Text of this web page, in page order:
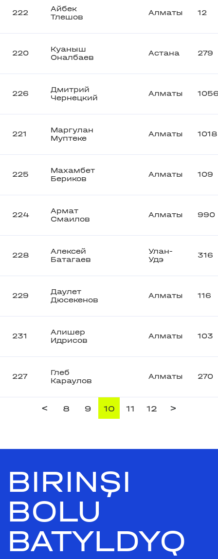
222
Айбек
Тлешов
Алматы 12
220
Куаныш
Оналбаев
Астана 279
226
Дмитрий
Чернецкий
Алматы
221
Маргулан
Муптеке
Алматы 1018
225
Махамбет
Бериков
Алматы 109
224
Армат
Смаилов
Алматы 990
228
Алексей
Батагаев
Улан-
Удэ
316
229
Даулет
Дюсекенов
Алматы 116
231
Алишер
Идрисов
Алматы 103
227
Глеб
Караулов
Алматы 270
< 8 9 10 11 12 >
BIRINŞI
BOLU
BATYLDYQ